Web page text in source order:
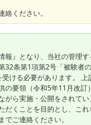
絡ください。
』となり、当社の管理
32条第1項第2号「被験者
ける必要があります。
の要領（令和5年11月改
がら実施・公開をされて
くことを目的とし、こ
までご連絡ください。